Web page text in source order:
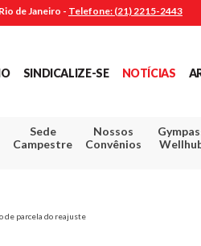
de Janeiro - Telefone: (21) 2215-2443
SINDICALIZE-SE NOTÍCIAS
Sede
Campestre
Nossos
Convênios
de parcela do reajuste